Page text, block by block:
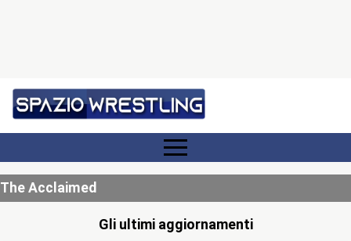
The Acclaimed
Gli ultimi aggiornamenti